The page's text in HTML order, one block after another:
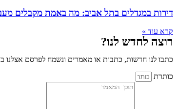
דירות במגדלים בתל אביב: מה באמת מקבלים
קרא עוד »
רוצה לחדש לנו?
כתבו לנו חדשות, כתבות או מאמרים ונשמח לפרסם אצלנו
כותרת